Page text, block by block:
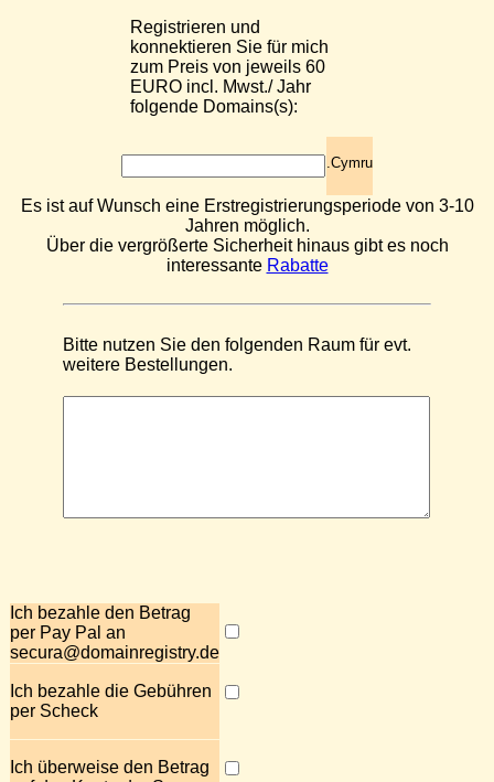
Registrieren und
konnektieren Sie für mich
zum Preis von jeweils 60
EURO incl. Mwst./ Jahr
folgende Domains(s):
.Cymru
Es ist auf Wunsch eine Erstregistrierungsperiode von 3-10
Jahren möglich.
Über die vergrößerte Sicherheit hinaus gibt es noch
interessante Rabatte
Bitte nutzen Sie den folgenden Raum für evt.
weitere Bestellungen.
Ich bezahle den Betrag
per Pay Pal an
secura@domainregistry.de
Ich bezahle die Gebühren
per Scheck
Ich überweise den Betrag